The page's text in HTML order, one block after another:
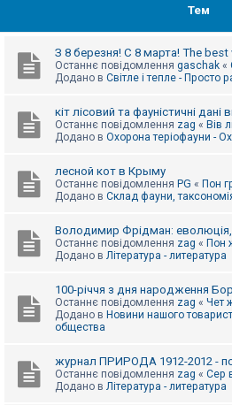
е
и
з
е
и
е
Тем
З 8 березня! С 8 марта! The best
Останнє повідомлення gaschak «
Додано в Світле і тепле - Просто
кіт лісовий та фауністичні дані
Останнє повідомлення zag « Вів
Додано в Охорона теріофауни -
лесной кот в Крыму
Останнє повідомлення PG « Пон
Додано в Склад фауни,
Володимир Фрідман: еволюція,
Останнє повідомлення zag « Пон
Додано в Література - литература
100-річчя з дня народження
Останнє повідомлення zag « Чет
Додано в Новини нашого
общества
журнал ПРИРОДА 1912-2012 -
Останнє повідомлення zag « Сер
Додано в Література - литература